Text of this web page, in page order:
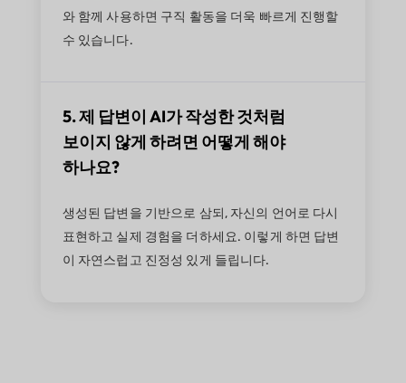
와 함께 사용하면 구직 활동을 더욱 빠르게 진행할
수 있습니다.
5. 제 답변이 AI가 작성한 것처럼
보이지 않게 하려면 어떻게 해야
하나요?
생성된 답변을 기반으로 삼되, 자신의 언어로 다시
표현하고 실제 경험을 더하세요. 이렇게 하면 답변
이 자연스럽고 진정성 있게 들립니다.